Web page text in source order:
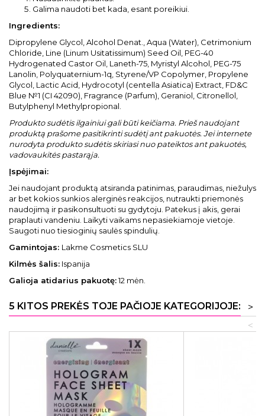
Galima naudoti bet kada, esant poreikiui.
Ingredients:
Dipropylene Glycol, Alcohol Denat., Aqua (Water), Cetrimonium
Chloride, Line (Linum Usitatissimum) Seed Oil, PEG-40
Hydrogenated Castor Oil, Laneth-75, Myristyl Alcohol, PEG-75
Lanolin, Polyquaternium-1q, Styrene/VP Copolymer, Propylene
Glycol, Lactic Acid, Hydrocotyl (centella Asiatica) Extract, FD&C
Blue №1 (CI 42090), Fragrance (Parfum), Geraniol, Citronellol,
Butylphenyl Methylpropional.
Produkto sudėtis ilgainiui gali būti keičiama. Prieš naudojant
produktą prašome pasitikrinti sudėtį ant pakuotės. Jei internete
nurodyta produkto sudėtis skiriasi nuo pateiktos ant pakuotės,
vadovaukitės pastarąja.
Įspėjimai:
Jei naudojant produktą atsiranda patinimas, paraudimas, niežulys
ar bet kokios sunkios alerginės reakcijos, nutraukti priemonės
naudojimą ir pasikonsultuoti su gydytoju. Patekus į akis, gerai
praplauti vandeniu. Laikyti vaikams nepasiekiamoje vietoje.
Saugoti nuo tiesioginių saulės spindulių.
Gamintojas: Lakme Cosmetics SLU
Kilmės šalis: Ispanija
Galioja atidarius pakuotę:12 mėn.
5 KITOS PREKĖS TOJE PAČIOJE KATEGORIJOJE:
>
<